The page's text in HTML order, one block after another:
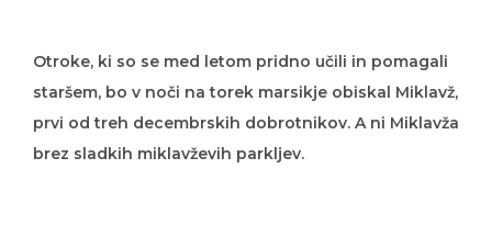
Otroke, ki so se med letom pridno učili in pomagali
staršem, bo v noči na torek marsikje obiskal Miklavž,
prvi od treh decembrskih dobrotnikov. A ni Miklavža
brez sladkih miklavževih parkljev.